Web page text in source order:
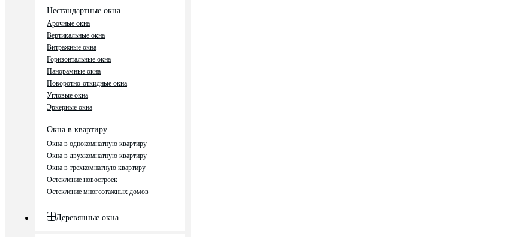
Нестандартные окна
Арочные окна
Вертикальные окна
Витражные окна
Горизонтальные окна
Панорамные окна
Поворотно-откидные окна
Угловые окна
Эркерные окна
Окна в квартиру
Окна в однокомнатную квартиру
Окна в двухкомнатную квартиру
Окна в трехкомнатную квартиру
Остекление новостроек
Остекление многоэтажных домов
Деревянные окна